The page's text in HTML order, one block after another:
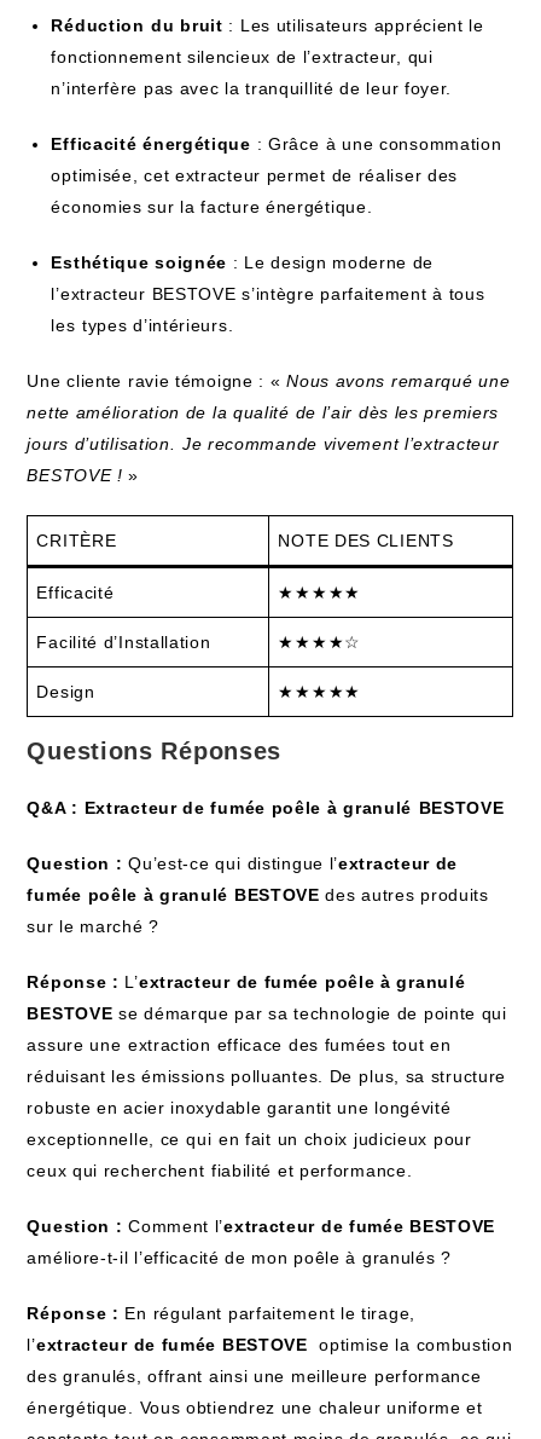
Réduction ⁤du bruit : Les utilisateurs apprécient le
fonctionnement silencieux de l’extracteur, qui
n’interfère pas avec la tranquillité de leur foyer.
Efficacité énergétique : Grâce⁣ à une consommation
optimisée, cet ‌extracteur permet de réaliser des
économies sur la facture énergétique.
Esthétique soignée : Le design moderne ​de
l’extracteur BESTOVE s’intègre parfaitement à tous
les⁣ types d’intérieurs.
Une cliente ravie ‌témoigne‍ : «Nous avons‌ remarqué une
nette amélioration de la qualité de l’air dès les premiers
jours d’utilisation.⁤ Je recommande vivement l’extracteur
BESTOVE‍ ! »
CRITÈRE NOTE DES CLIENTS
Efficacité ★★★★★
Facilité d’Installation ★★★★☆
Design ★★★★★
Questions Réponses
Q&A : Extracteur de fumée‌ poêle à granulé ⁣BESTOVE
Question : Qu’est-ce qui⁢ distingue l’extracteur de
fumée poêle à granulé BESTOVE des autres produits
sur le marché ?
Réponse‍ : L’extracteur de fumée poêle à granulé
BESTOVE se démarque par sa technologie de pointe‌ qui
assure​ une ⁢extraction efficace des fumées ​tout en
réduisant les émissions polluantes. De ⁣plus, sa structure
robuste en acier inoxydable garantit une longévité
exceptionnelle, ce⁢ qui ⁤en fait un choix judicieux pour
ceux qui recherchent⁤ fiabilité et performance.
Question : Comment l’extracteur de fumée BESTOVE
améliore-t-il l’efficacité de mon poêle à granulés ?
Réponse : En régulant parfaitement le tirage,
l’extracteur de fumée BESTOVE ‌ optimise la combustion
des granulés, offrant ainsi une meilleure performance
énergétique. Vous obtiendrez une chaleur uniforme et⁣